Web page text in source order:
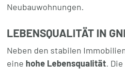
Neubauwohnungen.
LEBENSQUALITÄT IN
Neben den stabilen
eine hohe Lebensqualität. Die